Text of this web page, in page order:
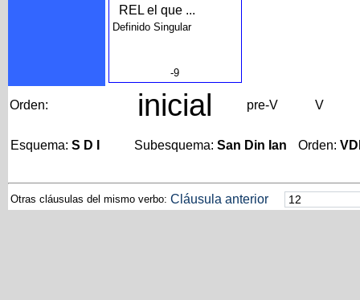
REL el que ...
Definido Singular
-9
Orden: inicial pre-V V
Esquema: S D I Subesquema: San Din Ian Orden:
Otras cláusulas del mismo verbo: Cláusula anterior